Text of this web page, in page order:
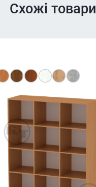
Схожі товари